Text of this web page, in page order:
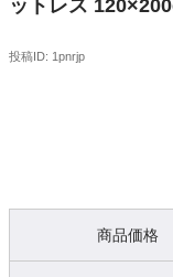
ットレス
投稿ID: 1pnrjp
商品価格